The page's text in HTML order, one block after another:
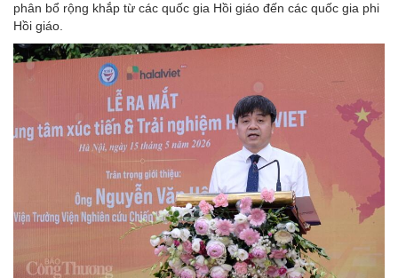
phân bổ rộng khắp từ các quốc gia Hồi giáo đến các quốc gia phi
Hồi giáo.